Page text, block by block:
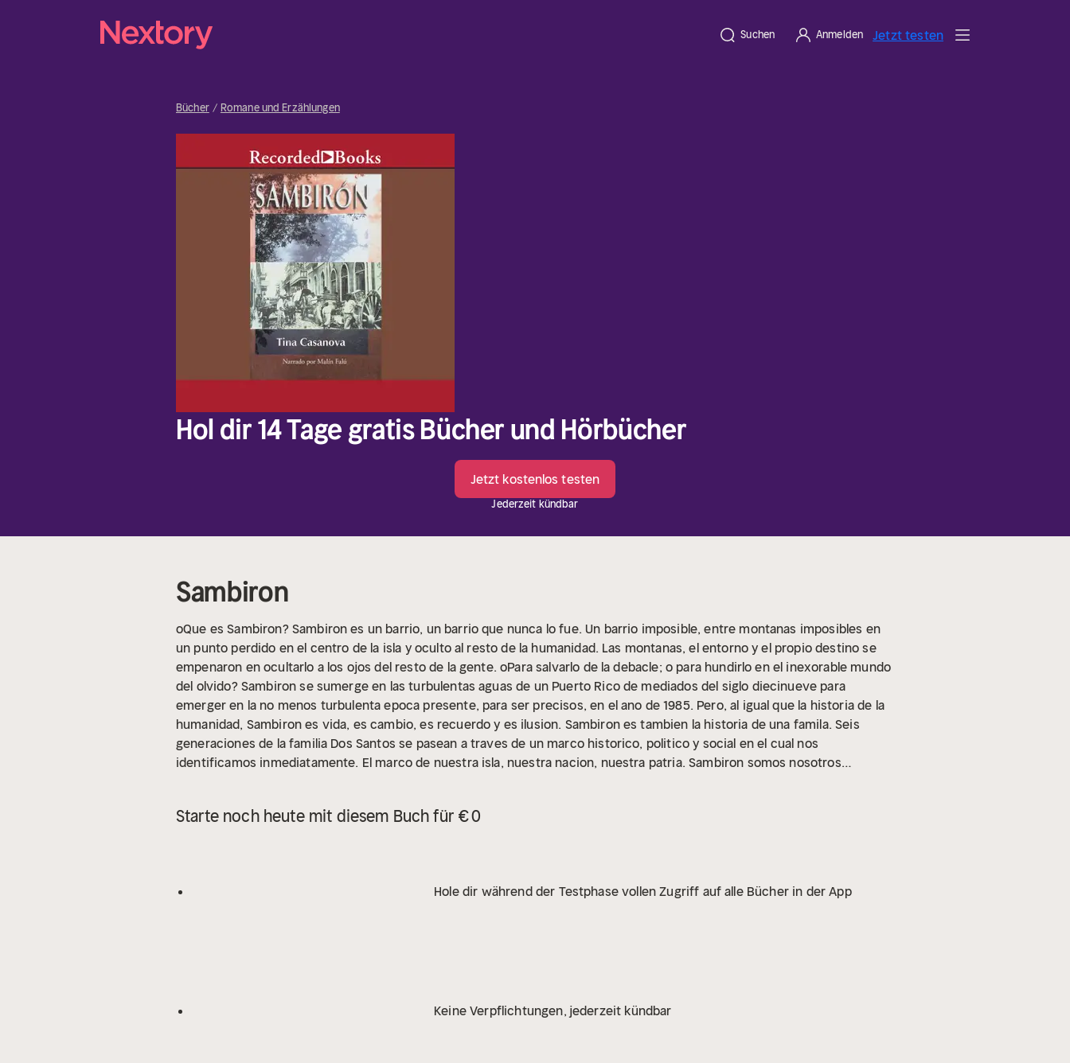
Suchen Anmelden Jetzt testen
Bücher Romane und Erzählungen
Hol dir 14 Tage gratis Bücher und Hörbücher
Jetzt kostenlos testen
Jederzeit kündbar
Sambiron
oQue es Sambiron? Sambiron es un barrio, un barrio que nunca lo fue. Un barrio imposible, entre montanas imposibles en
un punto perdido en el centro de la isla y oculto al resto de la humanidad. Las montanas, el entorno y el propio destino se
empenaron en ocultarlo a los ojos del resto de la gente. oPara salvarlo de la debacle; o para hundirlo en el inexorable mundo
del olvido? Sambiron se sumerge en las turbulentas aguas de un Puerto Rico de mediados del siglo diecinueve para
emerger en la no menos turbulenta epoca presente, para ser precisos, en el ano de 1985. Pero, al igual que la historia de la
humanidad, Sambiron es vida, es cambio, es recuerdo y es ilusion. Sambiron es tambien la historia de una famila. Seis
generaciones de la familia Dos Santos se pasean a traves de un marco historico, politico y social en el cual nos
identificamos inmediatamente. El marco de nuestra isla, nuestra nacion, nuestra patria. Sambiron somos nosotros
ahi, intocado e inviolado a pesar del olvido, del progreso y del abandono humano.
Starte noch heute mit diesem Buch für € 0
Hole dir während der Testphase vollen Zugriff auf alle Bücher in der App
Keine Verpflichtungen, jederzeit kündbar